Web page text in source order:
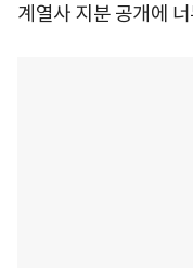
계열사 지분 공개에